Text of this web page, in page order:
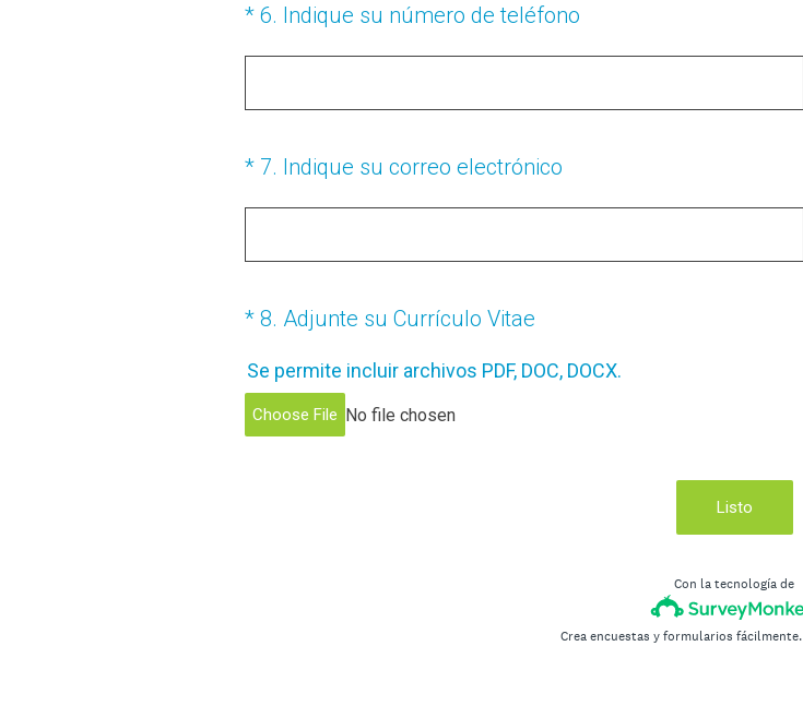
* 6. Indique su número de teléfono
(Obligatorio).
* 7. Indique su correo electrónico
(Obligatorio).
* 8. Adjunte su Currículo Vitae
(Obligatorio).
Se permite incluir archivos PDF, DOC, DOCX.
Choose File No file chosen
Listo
Con la tecnología de
Crea encuestas y formularios fácilmente.